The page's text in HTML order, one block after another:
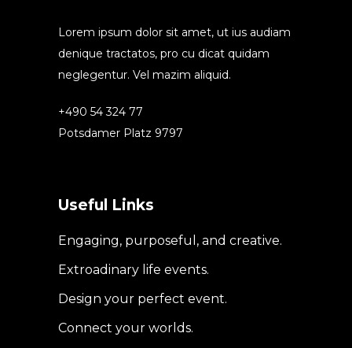
Lorem ipsum dolor sit amet, ut ius audiam
denique tractatos, pro cu dicat quidam
neglegentur. Vel mazim aliquid.
+490 54 324 77
Potsdamer Platz 9797
Useful Links
Engaging, purposeful, and creative.
Extroadinary life events.
Design your perfect event.
Connect your worlds.